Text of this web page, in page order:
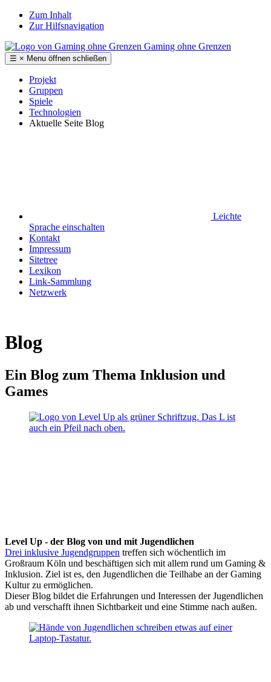
Zum Inhalt
Zur Hilfsnavigation
Gaming ohne Grenzen
☰ × Menu öffnen schließen
Projekt
Gruppen
Spiele
Technologien
Aktuelle Seite Blog
Leichte
Sprache einschalten
Kontakt
Impressum
Sitetree
Lexikon
Link-Sammlung
Netzwerk
Blog
Ein Blog zum Thema Inklusion und
Games
Level Up - der Blog von und mit Jugendlichen
Drei inklusive Jugendgruppen treffen sich wöchentlich im
Großraum Köln und beschäftigen sich mit allem rund um Gaming &
Inklusion. Ziel ist es, den Jugendlichen die Teilhabe an der Gaming
Kultur zu ermöglichen.
Dieser Blog bildet die Erfahrungen und Interessen der Jugendlichen
ab und verschafft ihnen Sichtbarkeit und eine Stimme nach außen.